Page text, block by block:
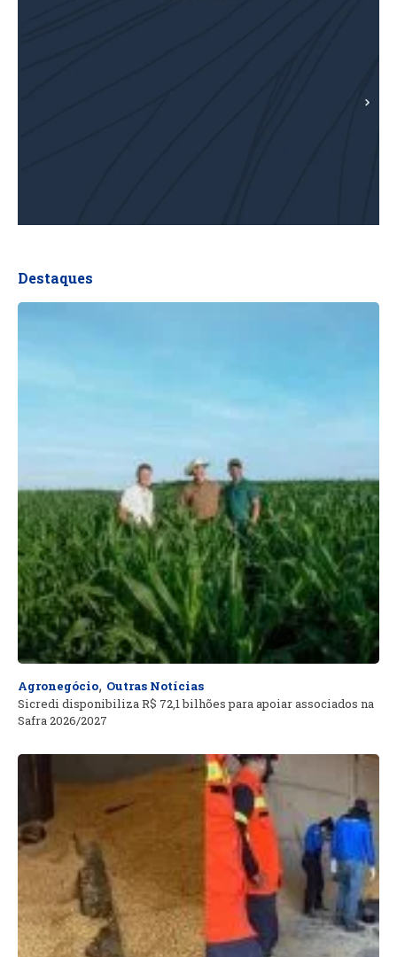
Destaques
Agronegócio, Outras Notícias
Sicredi disponibiliza R$ 72,1 bilhões para apoiar associados na
Safra 2026/2027